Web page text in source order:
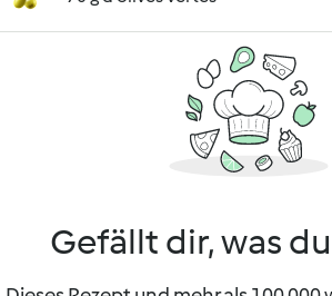
Gefällt dir, was